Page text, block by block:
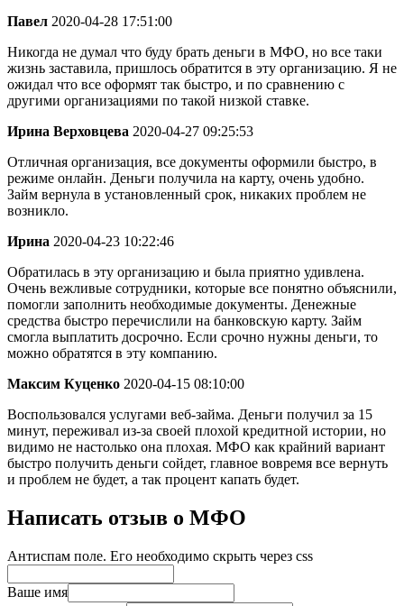
Павел 2020-04-28 17:51:00
Никогда не думал что буду брать деньги в МФО, но все таки
жизнь заставила, пришлось обратится в эту организацию. Я не
ожидал что все оформят так быстро, и по сравнению с
другими организациями по такой низкой ставке.
Ирина Верховцева 2020-04-27 09:25:53
Отличная организация, все документы оформили быстро, в
режиме онлайн. Деньги получила на карту, очень удобно.
Займ вернула в установленный срок, никаких проблем не
возникло.
Ирина 2020-04-23 10:22:46
Обратилась в эту организацию и была приятно удивлена.
Очень вежливые сотрудники, которые все понятно объяснили,
помогли заполнить необходимые документы. Денежные
средства быстро перечислили на банковскую карту. Займ
смогла выплатить досрочно. Если срочно нужны деньги, то
можно обратятся в эту компанию.
Максим Куценко 2020-04-15 08:10:00
Воспользовался услугами веб-займа. Деньги получил за 15
минут, переживал из-за своей плохой кредитной истории, но
видимо не настолько она плохая. МФО как крайний вариант
быстро получить деньги сойдет, главное вовремя все вернуть
и проблем не будет, а так процент капать будет.
Написать отзыв о МФО
Антиспам поле. Его необходимо скрыть через css
Ваше имя